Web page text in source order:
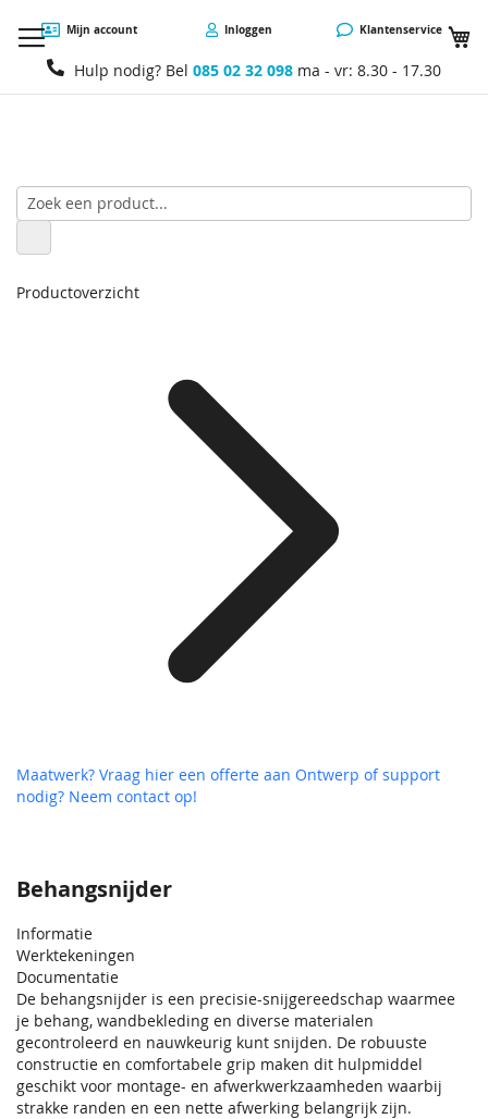
Mijn account Inloggen Klantenservice
Hulp nodig? Bel 085 02 32 098 ma - vr: 8.30 - 17.30
Behangsnijder
Informatie
Werktekeningen
Documentatie
De behangsnijder is een precisie-snijgereedschap waarmee
je behang, wandbekleding en diverse materialen
gecontroleerd en nauwkeurig kunt snijden. De robuuste
constructie en comfortabele grip maken dit hulpmiddel
geschikt voor montage- en afwerkwerkzaamheden waarbij
strakke randen en een nette afwerking belangrijk zijn.
Productoverzicht
Maatwerk? Vraag hier een offerte aan Ontwerp of support
nodig? Neem contact op!